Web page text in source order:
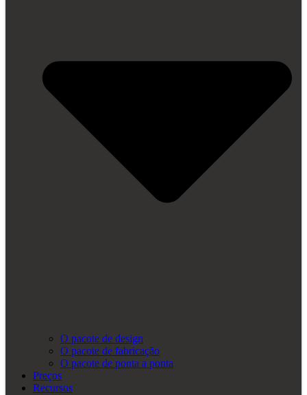
O pacote de design
O pacote de fabricação
O pacote de ponta a ponta
Preços
Recursos